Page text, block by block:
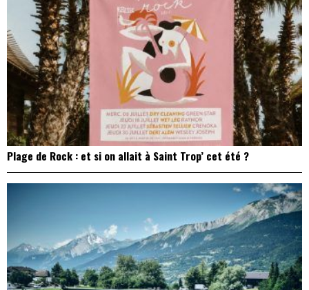
Plage de Rock : et si on allait à Saint Trop’ cet été ?